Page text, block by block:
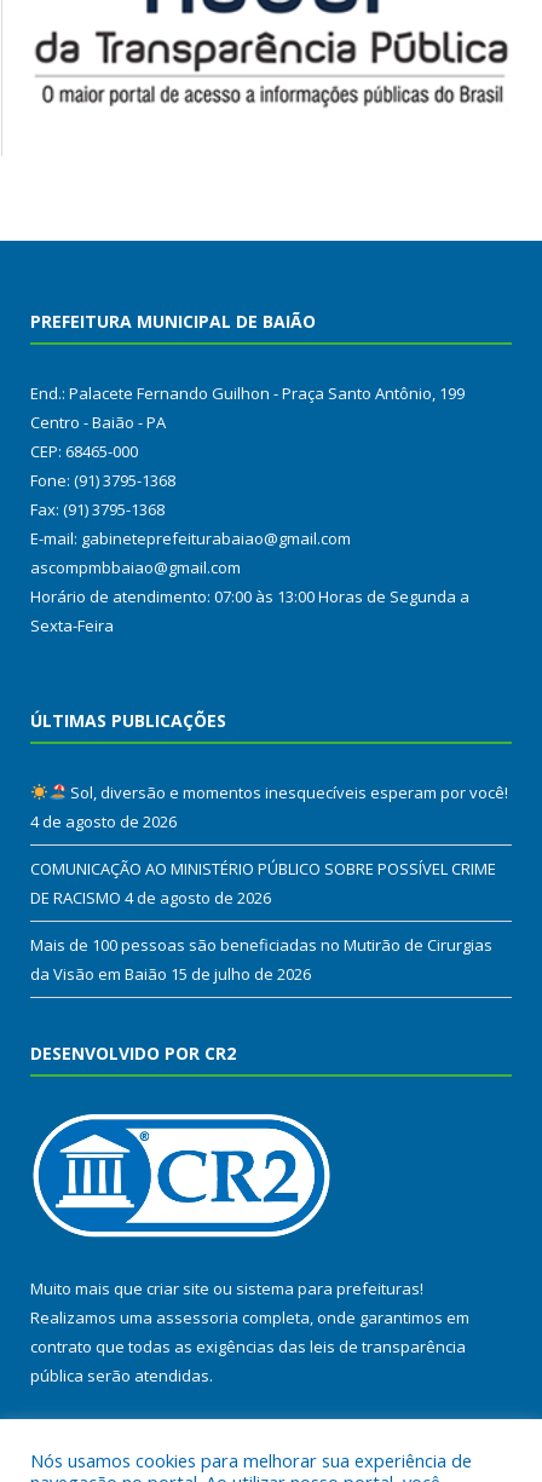
PREFEITURA MUNICIPAL DE BAIÃO
End.: Palacete Fernando Guilhon - Praça Santo Antônio, 199
Centro - Baião - PA
CEP: 68465-000
Fone: (91) 3795-1368
Fax: (91) 3795-1368
E-mail: gabineteprefeiturabaiao@gmail.com
ascompmbbaiao@gmail.com
Horário de atendimento: 07:00 às 13:00 Horas de Segunda a
Sexta-Feira
ÚLTIMAS PUBLICAÇÕES
Sol, diversão e momentos inesquecíveis esperam por você!
4 de agosto de 2026
COMUNICAÇÃO AO MINISTÉRIO PÚBLICO SOBRE POSSÍVEL CRIME
DE RACISMO 4 de agosto de 2026
Mais de 100 pessoas são beneficiadas no Mutirão de Cirurgias
da Visão em Baião 15 de julho de 2026
DESENVOLVIDO POR CR2
Muito mais que criar site ou sistema para prefeituras!
Realizamos uma assessoria completa, onde garantimos em
contrato que todas as exigências das leis de transparência
pública serão atendidas.
Nós usamos cookies para melhorar sua experiência de